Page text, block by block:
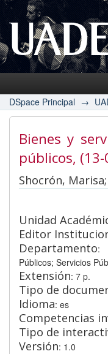
UADE
DSpace Principal →
Bienes y
públicos,
Shocrón,
Unidad
Editor
Departamento:
Públicos; Servicios
Extensión: 7 p.
Tipo de
Idioma: es
Competencias
Tipo de
Versión: 1.0